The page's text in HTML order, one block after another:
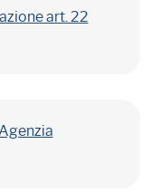
art. 22